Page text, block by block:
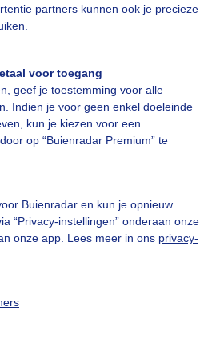
partners kunnen ook je precieze
voor toegang
geef je toestemming voor alle
Indien je voor geen enkel doeleinde
kun je kiezen voor een
op “Buienradar Premium” te
Buienradar en kun je opnieuw
“Privacy-instellingen” onderaan onze
onze app. Lees meer in ons privacy-